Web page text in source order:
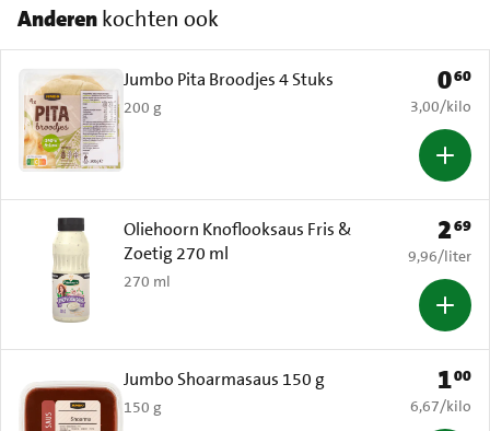
Anderenkochten ook
Jumbo Pita Broodjes 4 Stuks
200 g
Prijs:
060
€ 3,00 per
3,00/kilo
Oliehoorn Knoflooksaus Fris &
Zoetig 270 ml
270 ml
Prijs:
269
€ 9,96 per
9,96/liter
Jumbo Shoarmasaus 150 g
150 g
Prijs:
100
€ 6,67 per
6,67/kilo